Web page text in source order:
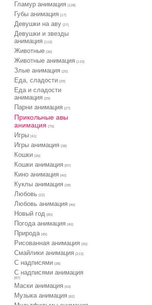
Гламур анимация [128]
Губы анимация [17]
Девушки на аву [27]
Девушки и звезды
анимация
[113]
Животные [36]
Животные анимация [110]
Злые анимация [25]
Еда, сладости [29]
Еда и сладости
анимация
[29]
Парни анимация [27]
Прикольные авы
анимация
[75]
Игры [41]
Игры анимация [38]
Кошки [26]
Кошки анимация [97]
Кино анимация [40]
Куклы анимация [39]
Любовь [22]
Любовь анимация [46]
Новый год [80]
Погода анимация [45]
Природа [45]
Рисованная анимация [35]
Смайлики анимация [213]
С надписями [38]
С надписями анимация
[87]
Маски анимация [43]
Музыка анимация [82]